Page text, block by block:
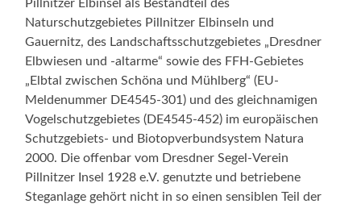
Pillnitzer Elbinsel als Bestandteil des
Naturschutzgebietes Pillnitzer Elbinseln und
Gauernitz, des Landschaftsschutzgebietes „Dresdner
Elbwiesen und -altarme“ sowie des FFH-Gebietes
„Elbtal zwischen Schöna und Mühlberg“ (EU-
Meldenummer DE4545-301) und des gleichnamigen
Vogelschutzgebietes (DE4545-452) im europäischen
Schutzgebiets- und Biotopverbundsystem Natura
2000. Die offenbar vom Dresdner Segel-Verein
Pillnitzer Insel 1928 e.V. genutzte und betriebene
Steganlage gehört nicht in so einen sensiblen Teil der